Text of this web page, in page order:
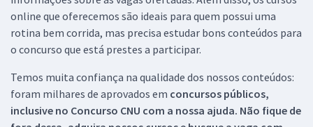
online que oferecemos são ideais para quem possui uma
rotina bem corrida, mas precisa estudar bons conteúdos para
o concurso que está prestes a participar.
Temos muita confiança na qualidade dos nossos conteúdos:
foram milhares de aprovados em concursos públicos,
inclusive no Concurso CNU com a nossa ajuda. Não fique de